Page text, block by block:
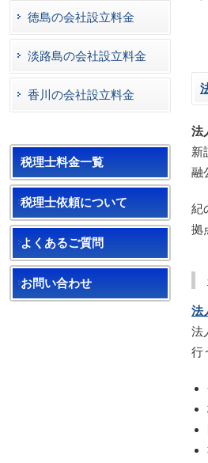
法
新
融
紀
拠
法
法
行
徳島の会社設立料金
淡路島の会社設立料金
香川の会社設立料金
税理士料金一覧
税理士依頼について
よくあるご質問
お問い合わせ